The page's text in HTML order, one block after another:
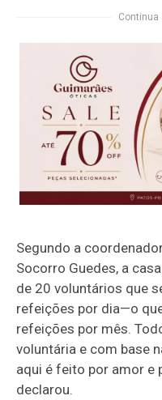
Continua
Segundo a
Socorro Guedes, a
de 20 voluntários que
refeições por dia—o
refeições por mês.
voluntária e com base
aqui é feito por amor e
declarou.